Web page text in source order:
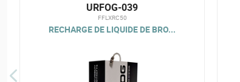
URFOG-039
FFLXRC50
RECHARGE DE LIQUIDE DE BRO...